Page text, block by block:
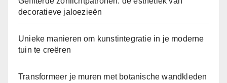
decoratieve jaloezieën
Unieke manieren om kunstintegratie in je moderne
tuin te creëren
Transformeer je muren met botanische wandkleden